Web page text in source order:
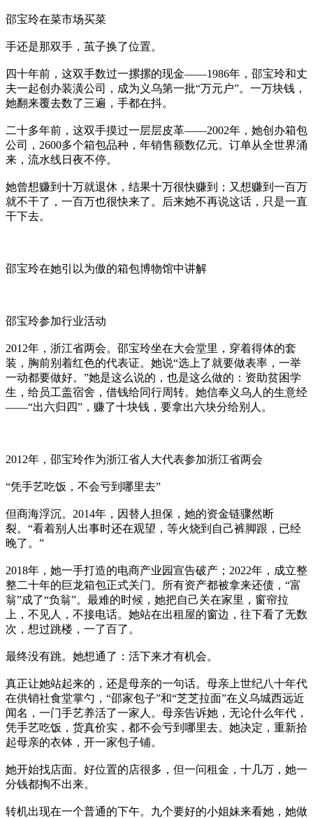
邵宝玲在菜市场买菜
手还是那双手，茧子换了位置。
四十年前，这双手数过一摞摞的现金——1986年，邵宝玲和丈
夫一起创办装潢公司，成为义乌第一批“万元户”。一万块钱，
她翻来覆去数了三遍，手都在抖。
二十多年前，这双手摸过一层层皮革——2002年，她创办箱包
公司，2600多个箱包品种，年销售额数亿元。订单从全世界涌
来，流水线日夜不停。
她曾想赚到十万就退休，结果十万很快赚到；又想赚到一百万
就不干了，一百万也很快来了。后来她不再说这话，只是一直
干下去。
邵宝玲在她引以为傲的箱包博物馆中讲解
邵宝玲参加行业活动
2012年，浙江省两会。邵宝玲坐在大会堂里，穿着得体的套
装，胸前别着红色的代表证。她说“选上了就要做表率，一举
一动都要做好。”她是这么说的，也是这么做的：资助贫困学
生，给员工盖宿舍，借钱给同行周转。她信奉义乌人的生意经
——“出六归四”，赚了十块钱，要拿出六块分给别人。
2012年，邵宝玲作为浙江省人大代表参加浙江省两会
“凭手艺吃饭，不会亏到哪里去”
但商海浮沉。2014年，因替人担保，她的资金链骤然断
裂。“看着别人出事时还在观望，等火烧到自己裤脚跟，已经
晚了。”
2018年，她一手打造的电商产业园宣告破产；2022年，成立整
整二十年的巨龙箱包正式关门。所有资产都被拿来还债，“富
翁”成了“负翁”。最难的时候，她把自己关在家里，窗帘拉
上，不见人，不接电话。她站在出租屋的窗边，往下看了无数
次，想过跳楼，一了百了。
最终没有跳。她想通了：活下来才有机会。
真正让她站起来的，还是母亲的一句话。母亲上世纪八十年代
在供销社食堂掌勺，“邵家包子”和“芝芝拉面”在义乌城西远近
闻名，一门手艺养活了一家人。母亲告诉她，无论什么年代，
凭手艺吃饭，货真价实，都不会亏到哪里去。她决定，重新拾
起母亲的衣钵，开一家包子铺。
她开始找店面。好位置的店很多，但一问租金，十几万，她一
分钱都掏不出来。
转机出现在一个普通的下午。九个要好的小姐妹来看她，她做